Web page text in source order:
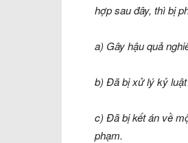
hợp sau đây, thì bị
a) Gây hậu quả
b) Đã bị xử lý kỷ
c) Đã bị kết án về
phạm.